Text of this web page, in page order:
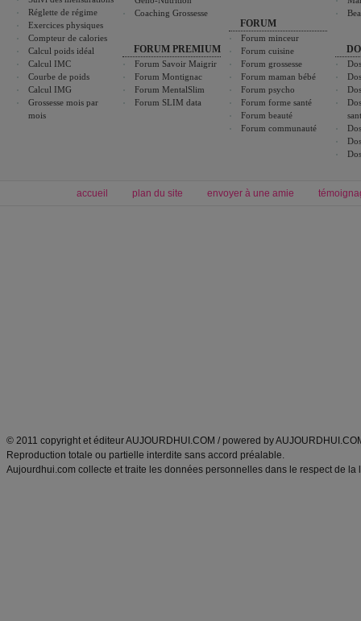
Réglette de régime
Exercices physiques
Compteur de calories
Calcul poids idéal
Calcul IMC
Courbe de poids
Calcul IMG
Grossesse mois par
mois
Coaching Grossesse
FORUM PREMIUM
Forum Savoir Maigrir
Forum Montignac
Forum MentalSlim
Forum SLIM data
FORUM
Forum minceur
Forum cuisine
Forum grossesse
Forum maman bébé
Forum psycho
Forum forme santé
Forum beauté
Forum communauté
accueil plan du site envoyer à une amie
© 2011 copyright et éditeur AUJOURDHUI.COM / powered by
Reproduction totale ou partielle interdite sans accord préalable.
Aujourdhui.com collecte et traite les données personnelles dans le respect de